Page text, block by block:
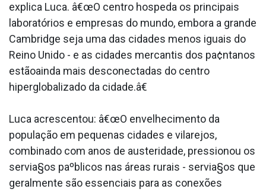
explica Luca. â€œO centro hospeda os principais
laboratórios e empresas do mundo, embora a grande
Cambridge seja uma das cidades menos iguais do
Reino Unido - e as cidades mercantis dos pa¢ntanos
estãoainda mais desconectadas do centro
hiperglobalizado da cidade.â€
Luca acrescentou: â€œO envelhecimento da
população em pequenas cidades e vilarejos,
combinado com anos de austeridade, pressionou os
servia§os paºblicos nas áreas rurais - servia§os que
geralmente são essenciais para as conexões